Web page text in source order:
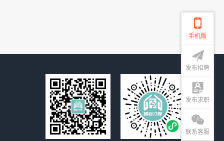
手机版
发布招聘
发布求职
联系客服